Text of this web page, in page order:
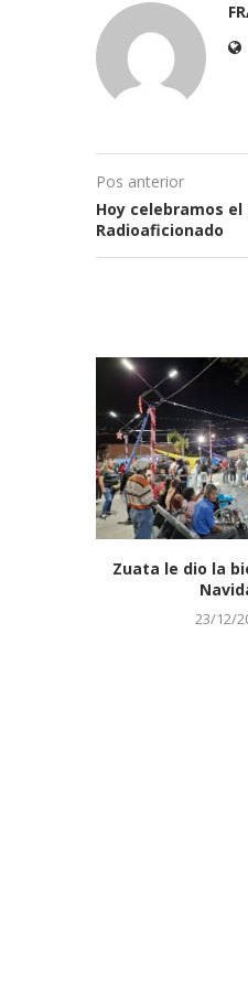
Pos anterior
Hoy celebramos
Radioaficionado
Zuata le dio la
23/12/